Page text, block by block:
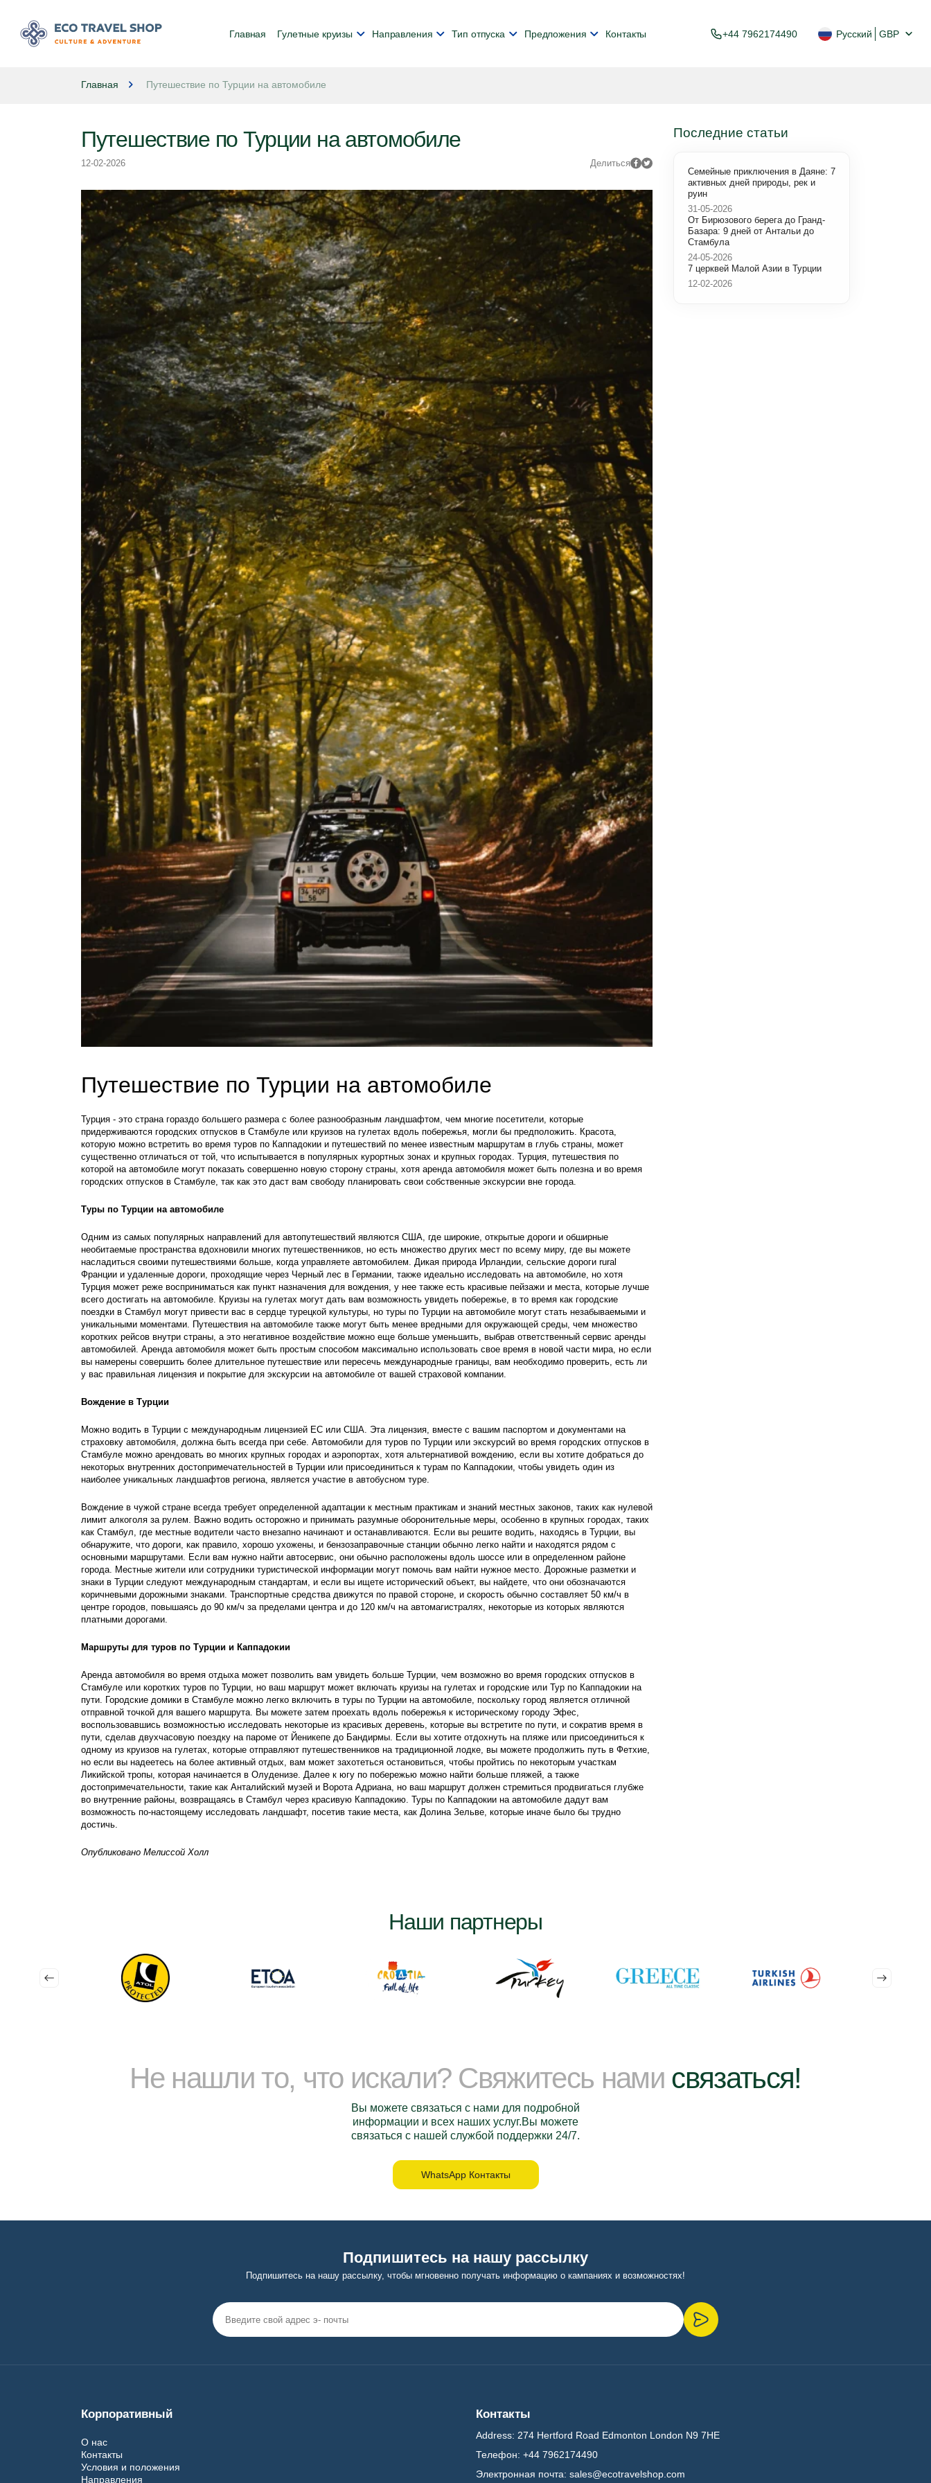
Главная Гулетные круизы Направления Тип отпуска Предложения Контакты +44 7962174490 Русский GBP
Главная Путешествие по Турции на автомобиле
Путешествие по Турции на автомобиле
12-02-2026 Делиться
Путешествие по Турции на автомобиле
Турция - это страна гораздо большего размера с более разнообразным ландшафтом, чем многие посетители, которые
придерживаются городских отпусков в Стамбуле или круизов на гулетах вдоль побережья, могли бы предположить. Красота,
которую можно встретить во время туров по Каппадокии и путешествий по менее известным маршрутам в глубь страны, может
существенно отличаться от той, что испытывается в популярных курортных зонах и крупных городах. Турция, путешествия по
которой на автомобиле могут показать совершенно новую сторону страны, хотя аренда автомобиля может быть полезна и во время
городских отпусков в Стамбуле, так как это даст вам свободу планировать свои собственные экскурсии вне города.
Туры по Турции на автомобиле
Одним из самых популярных направлений для автопутешествий являются США, где широкие, открытые дороги и обширные
необитаемые пространства вдохновили многих путешественников, но есть множество других мест по всему миру, где вы можете
насладиться своими путешествиями больше, когда управляете автомобилем. Дикая природа Ирландии, сельские дороги rural
Франции и удаленные дороги, проходящие через Черный лес в Германии, также идеально исследовать на автомобиле, но хотя
Турция может реже восприниматься как пункт назначения для вождения, у нее также есть красивые пейзажи и места, которые лучше
всего достигать на автомобиле. Круизы на гулетах могут дать вам возможность увидеть побережье, в то время как городские
поездки в Стамбул могут привести вас в сердце турецкой культуры, но туры по Турции на автомобиле могут стать незабываемыми и
уникальными моментами. Путешествия на автомобиле также могут быть менее вредными для окружающей среды, чем множество
коротких рейсов внутри страны, а это негативное воздействие можно еще больше уменьшить, выбрав ответственный сервис аренды
автомобилей. Аренда автомобиля может быть простым способом максимально использовать свое время в новой части мира, но если
вы намерены совершить более длительное путешествие или пересечь международные границы, вам необходимо проверить, есть ли
у вас правильная лицензия и покрытие для экскурсии на автомобиле от вашей страховой компании.
Вождение в Турции
Можно водить в Турции с международным лицензией ЕС или США. Эта лицензия, вместе с вашим паспортом и документами на
страховку автомобиля, должна быть всегда при себе. Автомобили для туров по Турции или экскурсий во время городских отпусков в
Стамбуле можно арендовать во многих крупных городах и аэропортах, хотя альтернативой вождению, если вы хотите добраться до
некоторых внутренних достопримечательностей в Турции или присоединиться к турам по Каппадокии, чтобы увидеть один из
наиболее уникальных ландшафтов региона, является участие в автобусном туре.
Вождение в чужой стране всегда требует определенной адаптации к местным практикам и знаний местных законов, таких как нулевой
лимит алкоголя за рулем. Важно водить осторожно и принимать разумные оборонительные меры, особенно в крупных городах, таких
как Стамбул, где местные водители часто внезапно начинают и останавливаются. Если вы решите водить, находясь в Турции, вы
обнаружите, что дороги, как правило, хорошо ухожены, и бензозаправочные станции обычно легко найти и находятся рядом с
основными маршрутами. Если вам нужно найти автосервис, они обычно расположены вдоль шоссе или в определенном районе
города. Местные жители или сотрудники туристической информации могут помочь вам найти нужное место. Дорожные разметки и
знаки в Турции следуют международным стандартам, и если вы ищете исторический объект, вы найдете, что они обозначаются
коричневыми дорожными знаками. Транспортные средства движутся по правой стороне, и скорость обычно составляет 50 км/ч в
центре городов, повышаясь до 90 км/ч за пределами центра и до 120 км/ч на автомагистралях, некоторые из которых являются
платными дорогами.
Маршруты для туров по Турции и Каппадокии
Аренда автомобиля во время отдыха может позволить вам увидеть больше Турции, чем возможно во время городских отпусков в
Стамбуле или коротких туров по Турции, но ваш маршрут может включать круизы на гулетах и городские или Тур по Каппадокии на
пути. Городские домики в Стамбуле можно легко включить в туры по Турции на автомобиле, поскольку город является отличной
отправной точкой для вашего маршрута. Вы можете затем проехать вдоль побережья к историческому городу Эфес,
воспользовавшись возможностью исследовать некоторые из красивых деревень, которые вы встретите по пути, и сократив время в
пути, сделав двухчасовую поездку на пароме от Йеникепе до Бандирмы. Если вы хотите отдохнуть на пляже или присоединиться к
одному из круизов на гулетах, которые отправляют путешественников на традиционной лодке, вы можете продолжить путь в Фетхие,
но если вы надеетесь на более активный отдых, вам может захотеться остановиться, чтобы пройтись по некоторым участкам
Ликийской тропы, которая начинается в Олуденизе. Далее к югу по побережью можно найти больше пляжей, а также
достопримечательности, такие как Анталийский музей и Ворота Адриана, но ваш маршрут должен стремиться продвигаться глубже
во внутренние районы, возвращаясь в Стамбул через красивую Каппадокию. Туры по Каппадокии на автомобиле дадут вам
возможность по-настоящему исследовать ландшафт, посетив такие места, как Долина Зельве, которые иначе было бы трудно
достичь.
Опубликовано Мелиссой Холл
Последние статьи
Семейные приключения в Даяне: 7
активных дней природы, рек и
руин
31-05-2026
От Бирюзового берега до Гранд-
Базара: 9 дней от Антальи до
Стамбула
24-05-2026
7 церквей Малой Азии в Турции
12-02-2026
Наши партнеры
Не нашли то, что искали? Свяжитесь нами связаться!
Вы можете связаться с нами для подробной
информации и всех наших услуг.Вы можете
связаться с нашей службой поддержки 24/7.
WhatsApp Контакты
Подпишитесь на нашу рассылку
Подпишитесь на нашу рассылку, чтобы мгновенно получать информацию о кампаниях и возможностях!
Корпоративный
О нас
Контакты
Условия и положения
Направления
Контакты
Address: 274 Hertford Road Edmonton London N9 7HE
Телефон: +44 7962174490
Электронная почта: sales@ecotravelshop.com